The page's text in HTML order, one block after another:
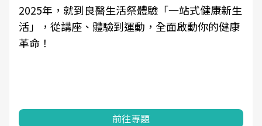
2025年，就到良醫生活祭體驗「一站式健康新生
活」，從講座、體驗到運動，全面啟動你的健康
革命！
前往專題